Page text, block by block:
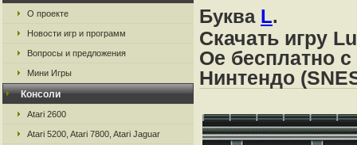
О проекте
Новости игр и программ
Вопросы и предложения
Мини Игры
Консоли
Atari 2600
Atari 5200, Atari 7800, Atari Jaguar
Буква L.
Скачать игру
Oe бесплатно
Нинтендо